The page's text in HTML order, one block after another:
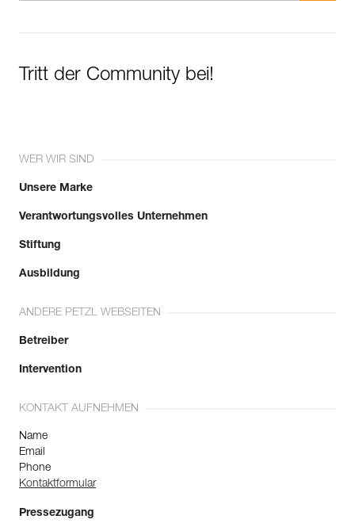
Tritt der Community bei!
WER WIR SIND
Unsere Marke
Verantwortungsvolles Unternehmen
Stiftung
Ausbildung
ANDERE PETZL WEBSEITEN
Betreiber
Intervention
KONTAKT AUFNEHMEN
Name
Email
Phone
Kontaktformular
Pressezugang